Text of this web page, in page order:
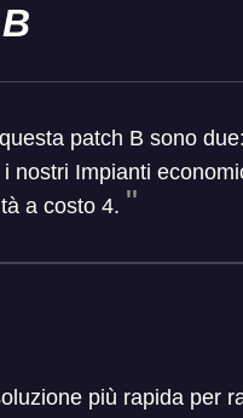
patch B sono
nostri Impianti
a costo 4.
più rapida per